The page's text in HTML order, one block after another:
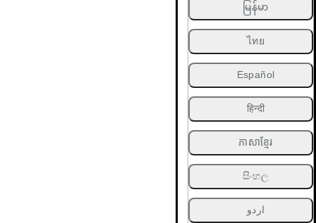
မြန်မာ
ไทย
Español
हिन्दी
ភាសាខ្មែរ
සිංහල
اردو